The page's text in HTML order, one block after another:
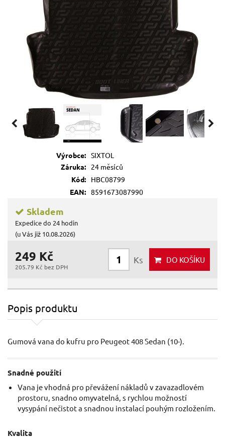
Výrobce: SIXTOL
Záruka:
24 měsíců
Kód:
HBC08799
EAN: 8591673087990
Skladem
Expedice do 24 hodin
(u Vás již 10.08.2026)
249 Kč
205.79 Kč bez DPH
Ks DO KOŠÍKU
Popis produktu
Gumová vana do kufru pro Peugeot 408 Sedan (10-).
Snadné použití
Vana je vhodná pro převážení nákladů v zavazadlovém
prostoru, snadno omyvatelná, s rychlou možností
vysypání nečistot a snadnou instalací pouhým rozložením.
Kvalita